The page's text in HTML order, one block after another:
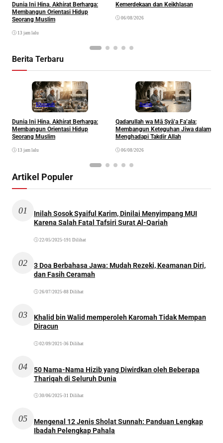
Dunia Ini Hina, Akhirat Berharga:
Membangun Orientasi Hidup
Seorang Muslim
13 jam lalu
Kemerdekaan dan Keikhlasan
06/08/2026
Berita Terbaru
Khazanah
Dunia Ini Hina, Akhirat Berharga:
Membangun Orientasi Hidup
Seorang Muslim
13 jam lalu
Ibadah
Qadarullah wa Mā Syā’a Fa’ala:
Membangun Keteguhan Jiwa dalam
Menghadapi Takdir Allah
06/08/2026
Artikel Populer
01
Inilah Sosok Syaiful Karim, Dinilai Menyimpang MUI
Karena Salah Fatal Tafsiri Surat Al-Qariah
22/05/2025 •191 Dilihat
02
3 Doa Berbahasa Jawa: Mudah Rezeki, Keamanan Diri,
dan Fasih Ceramah
26/07/2025 •88 Dilihat
03
Khalid bin Walid memperoleh Karomah Tidak Mempan
Diracun
02/09/2021 •36 Dilihat
04
50 Nama-Nama Hizib yang Diwirdkan oleh Beberapa
Thariqah di Seluruh Dunia
30/06/2025 •31 Dilihat
05
Mengenal 12 Jenis Sholat Sunnah: Panduan Lengkap
Ibadah Pelengkap Pahala